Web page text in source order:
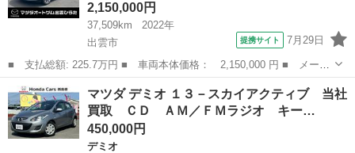
2,150,000円
37,509km
2022年
出雲市
提携サイト 7月29日
■ 支払総額: 225.7万円 ■ 車両本体価格： 2,150,000 円 ■ メーカ
ー名： マツダ ■ 車種名： ＣＸ－３０ ■ グレード名： ２０
Ｓ プロアクティブ ＥＴＣ 全周囲カメラ クリアランスソナー
オートクル...
島根 出雲市 マツダ
マツダ デミオ １３－スカイアクティブ 当社
買取 ＣＤ ＡＭ／ＦＭラジオ キー…
450,000円
デミオ